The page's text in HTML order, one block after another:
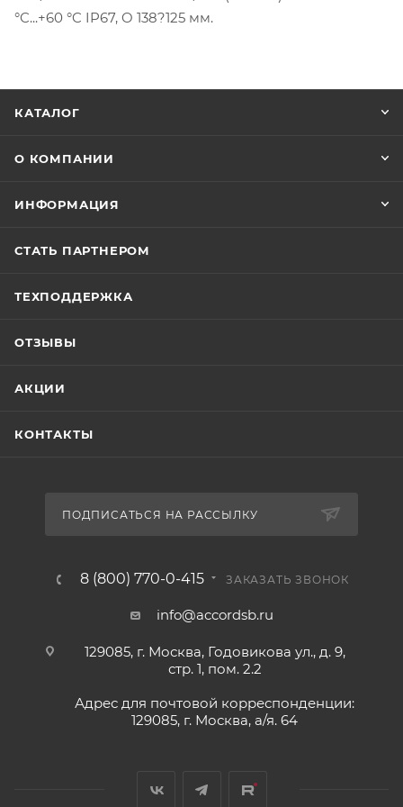
°C...+60 °C IP67, O 138?125 мм.
КАТАЛОГ
О КОМПАНИИ
ИНФОРМАЦИЯ
СТАТЬ ПАРТНЕРОМ
ТЕХПОДДЕРЖКА
ОТЗЫВЫ
АКЦИИ
КОНТАКТЫ
ПОДПИСАТЬСЯ НА РАССЫЛКУ
8 (800) 770-0-415 ЗАКАЗАТЬ ЗВОНОК
info@accordsb.ru
129085, г. Москва, Годовикова ул., д. 9,
стр. 1, пом. 2.2
Адрес для почтовой корреспонденции:
129085, г. Москва, а/я. 64